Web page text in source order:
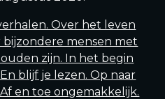
Over het leven
bijzondere mensen met
zijn. In het begin
blijf je lezen. Op naar
en toe ongemakkelijk.